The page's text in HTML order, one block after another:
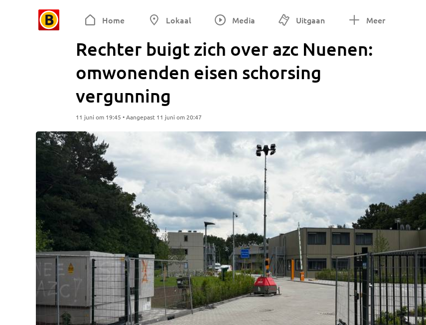
Home Lokaal Media Uitgaan Meer
Rechter buigt zich over azc Nuenen:
omwonenden eisen schorsing
vergunning
11 juni om 19:45 • Aangepast 11 juni om 20:47